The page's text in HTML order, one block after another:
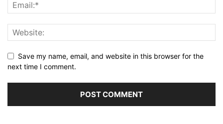
Save my name, email, and website in this browser for the
next time I comment.